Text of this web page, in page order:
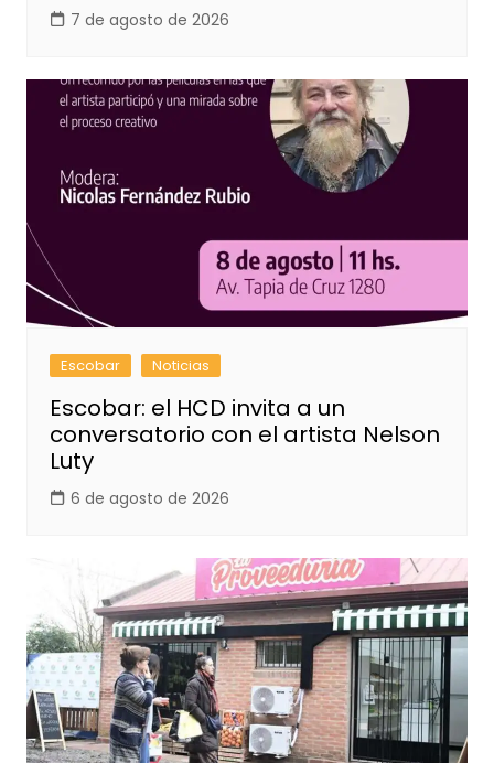
7 de agosto de 2026
Escobar Noticias
Escobar: el HCD invita a un
conversatorio con el artista Nelson
Luty
6 de agosto de 2026